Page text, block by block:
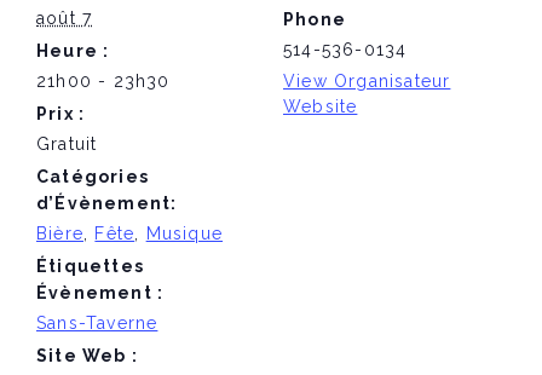
août 7
Heure :
21h00 - 23h30
Prix :
Gratuit
Catégories
d’Évènement:
Bière, Fête,
Musique
Étiquettes
Évènement :
Sans-Taverne
Site Web :
Phone
514-536-0134
View Organisateur
Website